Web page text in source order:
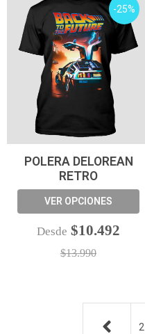
-25%
POLERA DELOREAN
RETRO
VER OPCIONES
Desde $10.492
$13.990
2